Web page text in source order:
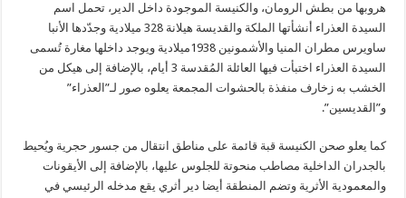
هروبها من بطش الرومان، والكنيسة الموجودة داخل الدير، تحمل اسم
السيدة العذراء أنشأتها الملكة والقديسة هيلانة 328 ميلادية وجدّدها الأنبا
ساويرس مطران المنيا والأشمونين 1938ميلادية ويوجد داخلها مغارة تُسمى
السيدة العذراء اختبأت فيها العائلة المُقدسة 3 أيام، بالإضافة إلى هيكل من
الخشب به زخارف منفذة بالحشوات المجمعة يعلوه صور لـ”العذراء”
و”القديسين”.
كما يعلو صحن الكنيسة قبة قائمة على مناطق انتقال من جسور حجرية ويُحيط
بالجدران الداخلية مصاطب منحوتة للجلوس عليها، بالإضافة إلى الأيقونات
والمعمودية الأثرية وتضم المنطقة أيضا دير أثري يقع مدخله الرئيسي في